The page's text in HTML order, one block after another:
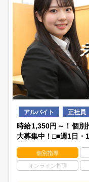
アルバイト 正社員
時給1,350円～！個別
大募集中！□■週1日・
個別指導
オンライン指導